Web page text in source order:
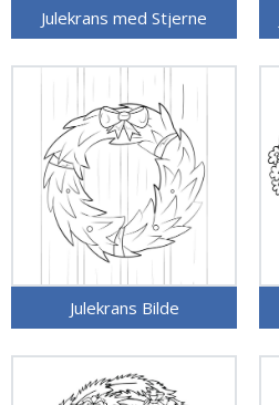
Julekrans med Stjerne
Julekrans Bilde